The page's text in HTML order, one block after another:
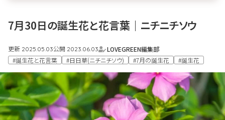
7月30日の誕生花と花言葉｜ニチニチソウ
更新 2025.05.03公開 2023.06.03
LOVEGREEN編集部
#誕生花と花言葉
#日日草(ニチニチソウ) #7月の誕生花 #誕生花